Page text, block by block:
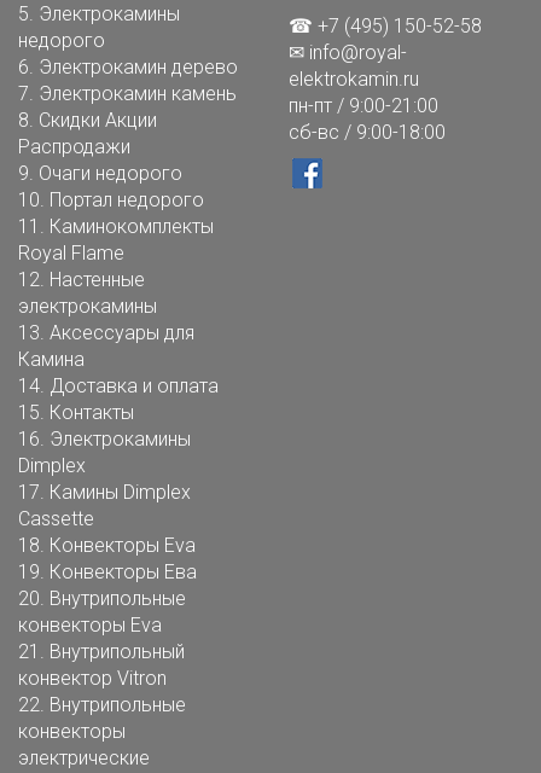
5. Электрокамины
недорого
6. Электрокамин дерево
7. Электрокамин камень
8. Скидки Акции
Распродажи
9. Очаги недорого
10. Портал недорого
11. Каминокомплекты
Royal Flame
12. Настенные
электрокамины
13. Аксессуары для
Камина
14. Доставка и оплата
15. Контакты
16. Электрокамины
Dimplex
17. Камины Dimplex
Cassette
18. Конвекторы Eva
19. Конвекторы Ева
20. Внутрипольные
конвекторы Eva
21. Внутрипольный
конвектор Vitron
22. Внутрипольные
конвекторы
электрические
☎ +7 (495) 150-52-58
✉ info@royal-
elektrokamin.ru
пн-пт / 9:00-21:00
сб-вс / 9:00-18:00